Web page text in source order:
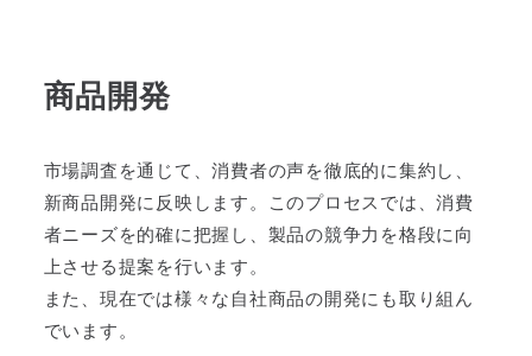
商品開発
市場調査を通じて、消費者の声を徹底的に集約し、
新商品開発に反映します。このプロセスでは、消費
者ニーズを的確に把握し、製品の競争力を格段に向
上させる提案を行います。
また、現在では様々な自社商品の開発にも取り組ん
でいます。